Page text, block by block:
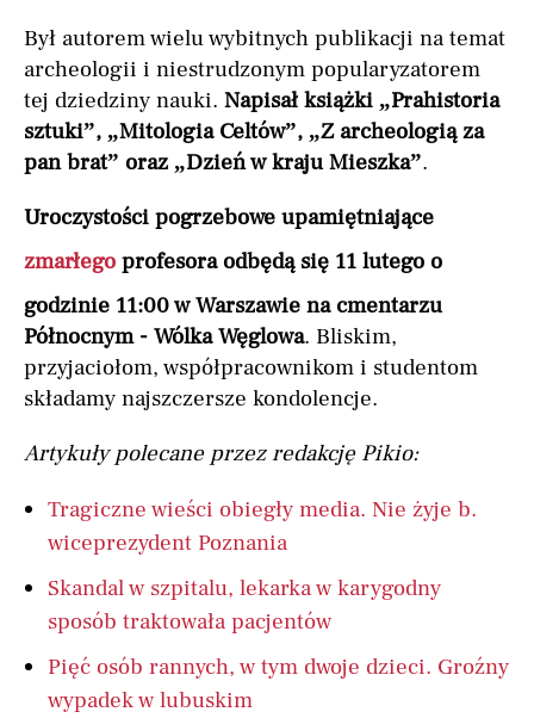
Był autorem wielu wybitnych publikacji na temat
archeologii i niestrudzonym popularyzatorem
tej dziedziny nauki. Napisał książki „Prahistoria
sztuki”, „Mitologia Celtów”, „Z archeologią za
pan brat” oraz „Dzień w kraju Mieszka”.
Uroczystości pogrzebowe upamiętniające
zmarłego profesora odbędą się 11 lutego o
godzinie 11:00 w Warszawie na cmentarzu
Północnym - Wólka Węglowa. Bliskim,
przyjaciołom, współpracownikom i studentom
składamy najszczersze kondolencje.
Artykuły polecane przez redakcję Pikio:
Tragiczne wieści obiegły media. Nie żyje b.
wiceprezydent Poznania
Skandal w szpitalu, lekarka w karygodny
sposób traktowała pacjentów
Pięć osób rannych, w tym dwoje dzieci. Groźny
wypadek w lubuskim